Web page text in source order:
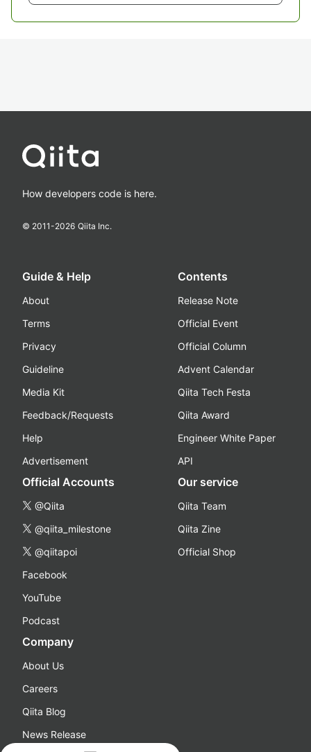
How developers code is here.
© 2011-2026 Qiita Inc.
Guide & Help
About
Terms
Privacy
Guideline
Media Kit
Feedback/Requests
Help
Advertisement
Contents
Release Note
Official Event
Official Column
Advent Calendar
Qiita Tech Festa
Qiita Award
Engineer White Paper
API
Official Accounts
@Qiita
@qiita_milestone
@qiitapoi
Facebook
YouTube
Podcast
Our service
Qiita Team
Qiita Zine
Official Shop
Company
About Us
Careers
Qiita Blog
News Release